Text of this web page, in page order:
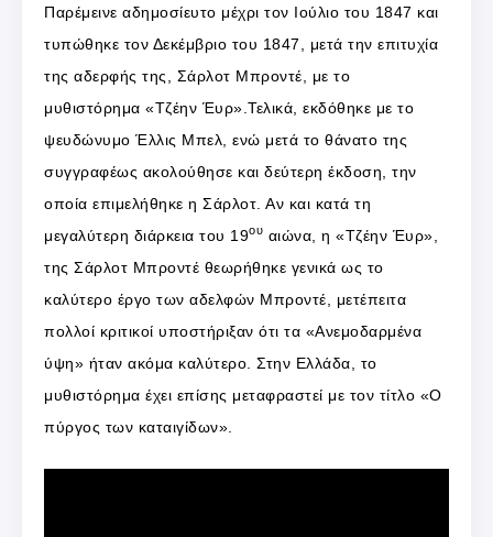
Παρέμεινε αδημοσίευτο μέχρι τον Ιούλιο του 1847 και
τυπώθηκε τον Δεκέμβριο του 1847, μετά την επιτυχία
της αδερφής της, Σάρλοτ Μπροντέ, με το
μυθιστόρημα «Τζέην Έυρ».Τελικά, εκδόθηκε με το
ψευδώνυμο Έλλις Μπελ, ενώ μετά το θάνατο της
συγγραφέως ακολούθησε και δεύτερη έκδοση, την
οποία επιμελήθηκε η Σάρλοτ. Αν και κατά τη
μεγαλύτερη διάρκεια του 19ου αιώνα, η «Τζέην Έυρ»,
της Σάρλοτ Μπροντέ θεωρήθηκε γενικά ως το
καλύτερο έργο των αδελφών Μπροντέ, μετέπειτα
πολλοί κριτικοί υποστήριξαν ότι τα «Ανεμοδαρμένα
ύψη» ήταν ακόμα καλύτερο. Στην Ελλάδα, το
μυθιστόρημα έχει επίσης μεταφραστεί με τον τίτλο «Ο
πύργος των καταιγίδων».